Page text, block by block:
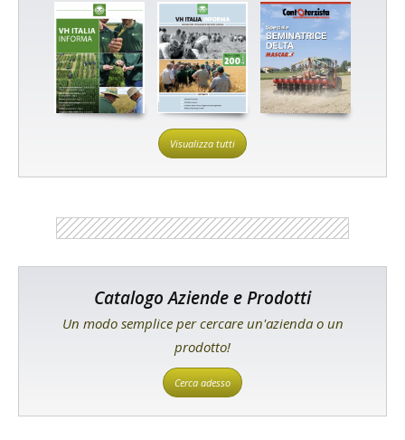
Visualizza tutti
Catalogo Aziende e Prodotti
Un modo semplice per cercare un'azienda o un
prodotto!
Cerca adesso